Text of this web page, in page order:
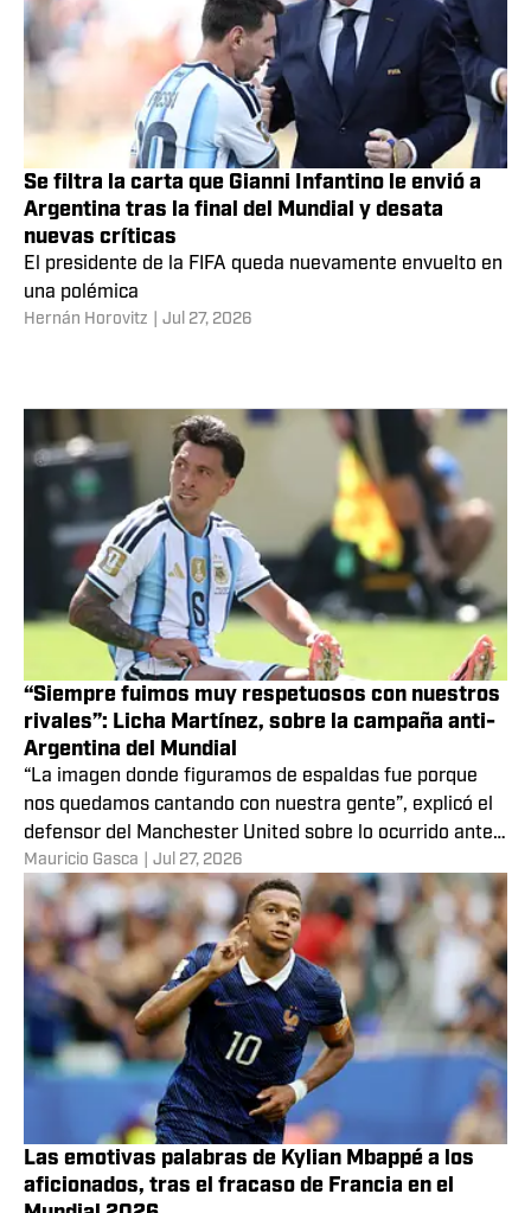
Se filtra la carta que Gianni Infantino le envió a
Argentina tras la final del Mundial y desata
nuevas críticas
El presidente de la FIFA queda nuevamente envuelto en
una polémica
Hernán Horovitz Jul 27, 2026
“Siempre fuimos muy respetuosos con nuestros
rivales”: Licha Martínez, sobre la campaña anti-
Argentina del Mundial
“La imagen donde figuramos de espaldas fue porque
nos quedamos cantando con nuestra gente”, explicó el
defensor del Manchester United sobre lo ocurrido ante
España.
Mauricio Gasca Jul 27, 2026
Las emotivas palabras de Kylian Mbappé a los
aficionados, tras el fracaso de Francia en el